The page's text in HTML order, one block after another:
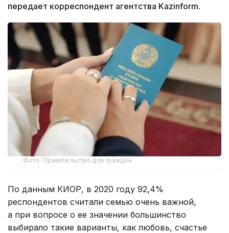
передает корреспондент агентства Kazinform.
Фото: Правительство для граждан
По данным КИОР, в 2020 году 92,4%
респондентов считали семью очень важной,
а при вопросе о ее значении большинство
выбирало такие варианты, как любовь, счастье